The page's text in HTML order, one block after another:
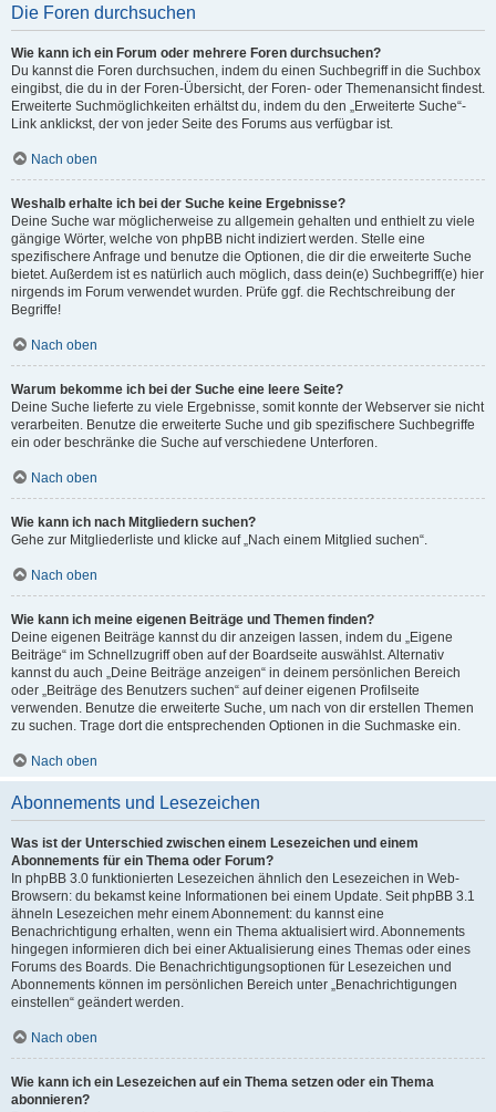
Die Foren durchsuchen
Wie kann ich ein Forum oder mehrere Foren durchsuchen?
Du kannst die Foren durchsuchen, indem du einen Suchbegriff in die Suchbox
eingibst, die du in der Foren-Übersicht, der Foren- oder Themenansicht findest.
Erweiterte Suchmöglichkeiten erhältst du, indem du den „Erweiterte Suche“-
Link anklickst, der von jeder Seite des Forums aus verfügbar ist.
Nach oben
Weshalb erhalte ich bei der Suche keine Ergebnisse?
Deine Suche war möglicherweise zu allgemein gehalten und enthielt zu viele
gängige Wörter, welche von phpBB nicht indiziert werden. Stelle eine
spezifischere Anfrage und benutze die Optionen, die dir die erweiterte Suche
bietet. Außerdem ist es natürlich auch möglich, dass dein(e) Suchbegriff(e) hier
nirgends im Forum verwendet wurden. Prüfe ggf. die Rechtschreibung der
Begriffe!
Nach oben
Warum bekomme ich bei der Suche eine leere Seite?
Deine Suche lieferte zu viele Ergebnisse, somit konnte der Webserver sie nicht
verarbeiten. Benutze die erweiterte Suche und gib spezifischere Suchbegriffe
ein oder beschränke die Suche auf verschiedene Unterforen.
Nach oben
Wie kann ich nach Mitgliedern suchen?
Gehe zur Mitgliederliste und klicke auf „Nach einem Mitglied suchen“.
Nach oben
Wie kann ich meine eigenen Beiträge und Themen finden?
Deine eigenen Beiträge kannst du dir anzeigen lassen, indem du „Eigene
Beiträge“ im Schnellzugriff oben auf der Boardseite auswählst. Alternativ
kannst du auch „Deine Beiträge anzeigen“ in deinem persönlichen Bereich
oder „Beiträge des Benutzers suchen“ auf deiner eigenen Profilseite
verwenden. Benutze die erweiterte Suche, um nach von dir erstellen Themen
zu suchen. Trage dort die entsprechenden Optionen in die Suchmaske ein.
Nach oben
Abonnements und Lesezeichen
Was ist der Unterschied zwischen einem Lesezeichen und einem
Abonnements für ein Thema oder Forum?
In phpBB 3.0 funktionierten Lesezeichen ähnlich den Lesezeichen in Web-
Browsern: du bekamst keine Informationen bei einem Update. Seit phpBB 3.1
ähneln Lesezeichen mehr einem Abonnement: du kannst eine
Benachrichtigung erhalten, wenn ein Thema aktualisiert wird. Abonnements
hingegen informieren dich bei einer Aktualisierung eines Themas oder eines
Forums des Boards. Die Benachrichtigungsoptionen für Lesezeichen und
Abonnements können im persönlichen Bereich unter „Benachrichtigungen
einstellen“ geändert werden.
Nach oben
Wie kann ich ein Lesezeichen auf ein Thema setzen oder ein Thema
abonnieren?